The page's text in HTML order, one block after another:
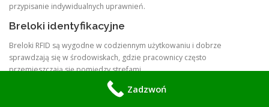
przypisanie indywidualnych uprawnień.
Breloki identyfikacyjne
Breloki RFID są wygodne w codziennym użytkowaniu i dobrze
sprawdzają się w środowiskach, gdzie pracownicy często
przemieszczają się pomiędzy strefami.
Korzyści wdrożeniaZadzwoń